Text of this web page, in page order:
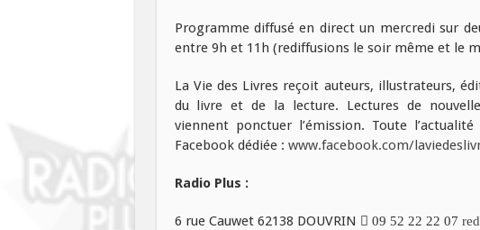
Programme diffusé en direct un mercredi sur
entre 9h et 11h (rediffusions le soir même et le
La Vie des Livres reçoit auteurs, illustrateurs,
du livre et de la lecture. Lectures de
viennent ponctuer l’émission. Toute
Facebook dédiée : www.facebook.com/
Radio Plus :
6 rue Cauwet 62138 DOUVRIN  09 52 22 22 07